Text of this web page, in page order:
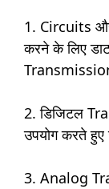
1. Circuits
करने के लिए
2. डिजिटल
उपयोग करते हुए
3. Analog